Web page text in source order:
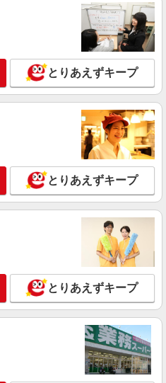
とりあえずキープ
とりあえずキープ
とりあえずキープ